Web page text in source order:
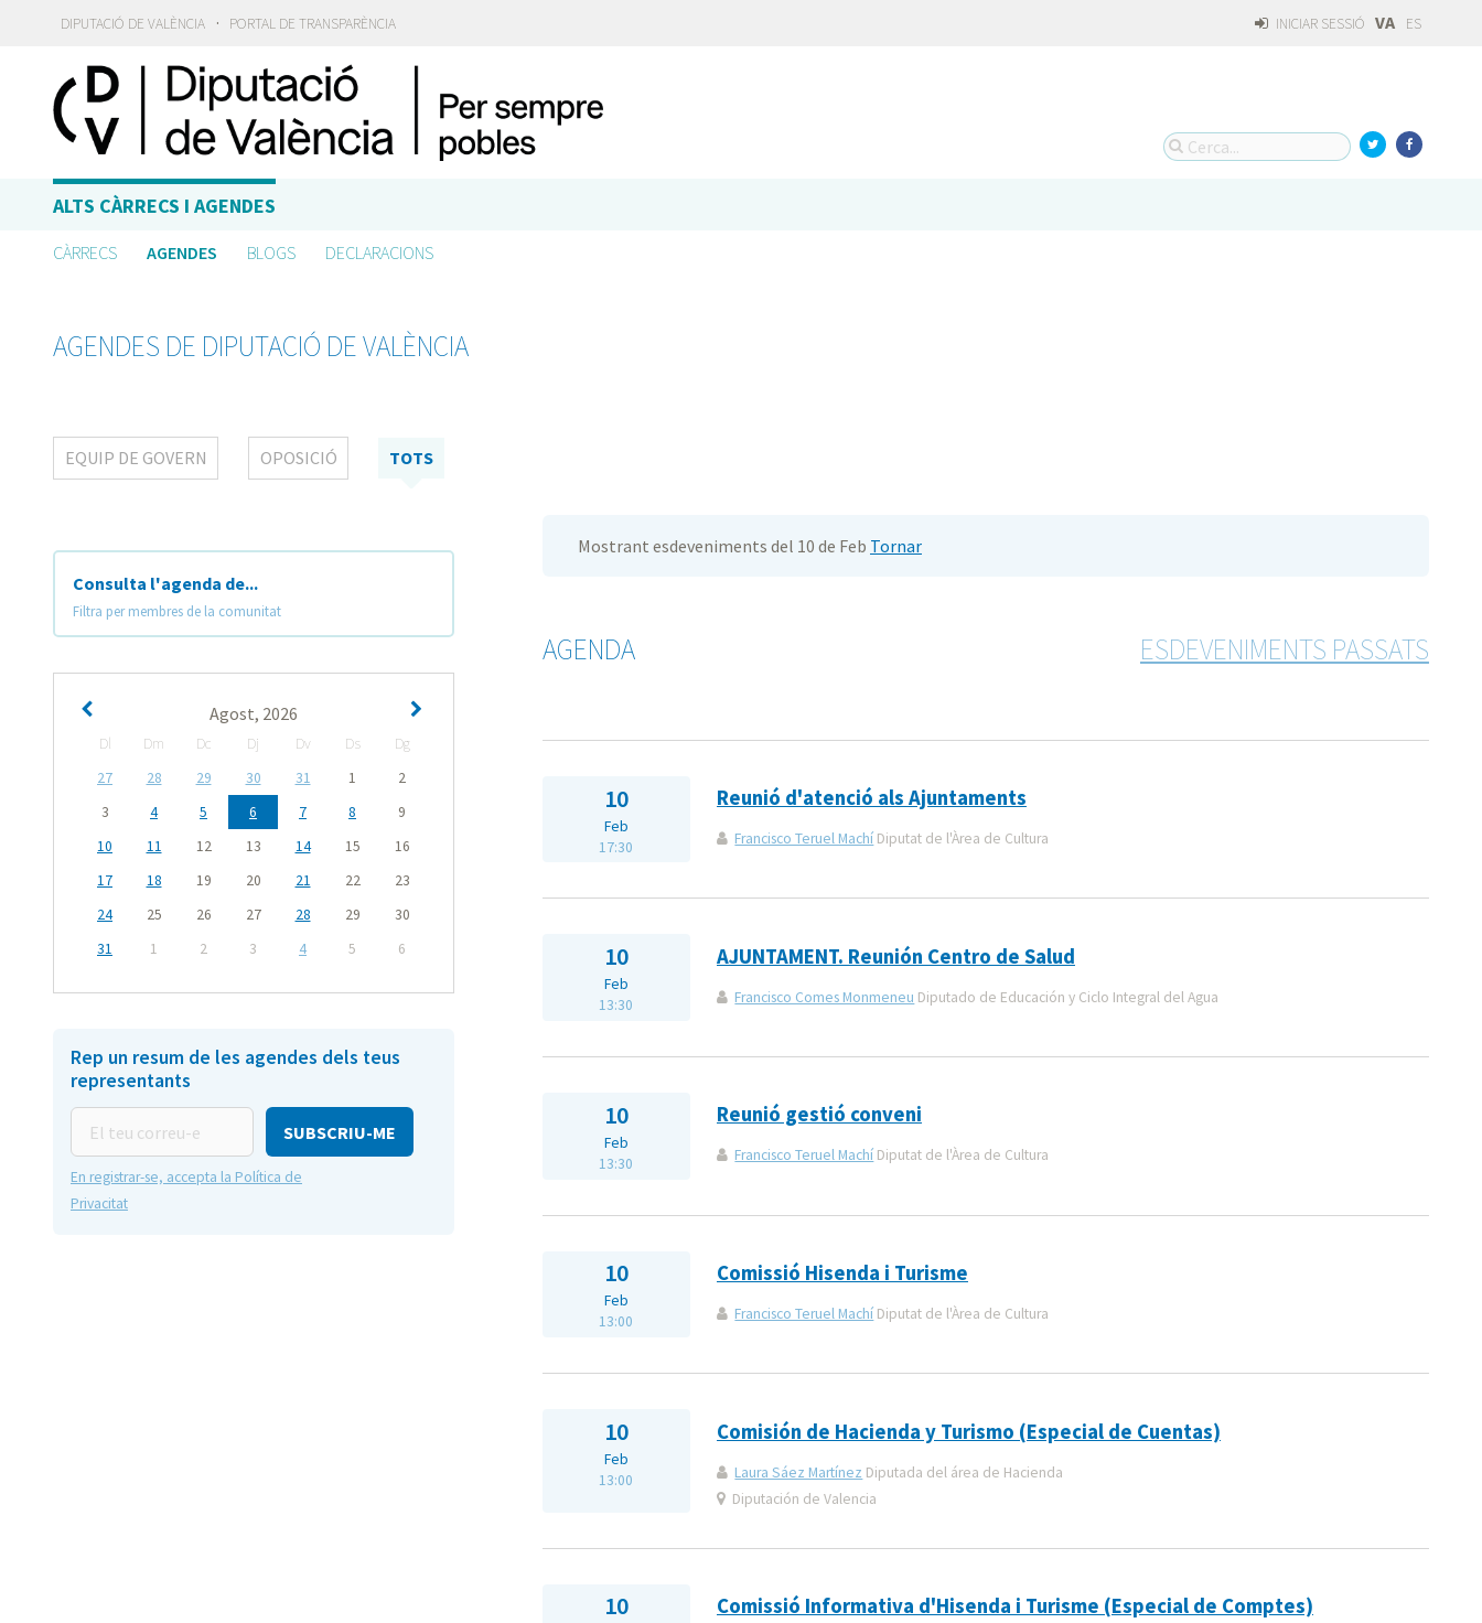
DIPUTACIÓ DE VALÈNCIA · PORTAL DE TRANSPARÈNCIA INICIAR SESSIÓ VA ES
ALTS CÀRRECS I AGENDES
CÀRRECS AGENDES BLOGS DECLARACIONS
AGENDES DE DIPUTACIÓ DE VALÈNCIA
EQUIP DE GOVERN OPOSICIÓ TOTS
Consulta l'agenda de...
Filtra per membres de la comunitat
Agost, 2026
Dl Dm Dc Dj Dv Ds
Dg
27
28 29 30 31 1
2
3
4 5 6 7 8
9
10
11 12 13 14 15
16
17
18 19 20 21 22
23
24
25 26 27 28 29
30
31
1 2 3 4 5 6
Rep un resum de les agendes dels teus
representants
teu
correu-
e
En registrar-se, accepta la Política de
Privacitat
Mostrant esdeveniments del 10 de Feb Tornar
AGENDA ESDEVENIMENTS PASSATS
10
Feb
17:30
Reunió d'atenció als Ajuntaments
Francisco Teruel Machí Diputat de l'Àrea de Cultura
10
Feb
13:30
AJUNTAMENT. Reunión Centro de Salud
Francisco Comes Monmeneu Diputado de Educación y Ciclo Integral del Agua
10
Feb
13:30
Reunió gestió conveni
Francisco Teruel Machí Diputat de l'Àrea de Cultura
10
Feb
13:00
Comissió Hisenda i Turisme
Francisco Teruel Machí Diputat de l'Àrea de Cultura
10
Feb
13:00
Comisión de Hacienda y Turismo (Especial de Cuentas)
Laura Sáez Martínez Diputada del área de Hacienda
Diputación de Valencia
10 Comissió Informativa d'Hisenda i Turisme (Especial de Comptes)